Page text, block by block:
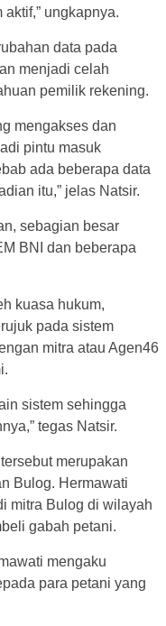
ungkapnya.
data pada
menjadi celah
pemilik rekening.
mengakses dan
pintu masuk
ada beberapa data
itu,” jelas Natsir.
sebagian besar
BNI dan beberapa
kuasa hukum,
pada sistem
mitra atau Agen46
sistem sehingga
tegas Natsir.
merupakan
Bulog. Hermawati
mitra Bulog di wilayah
gabah petani.
mengaku
para petani yang